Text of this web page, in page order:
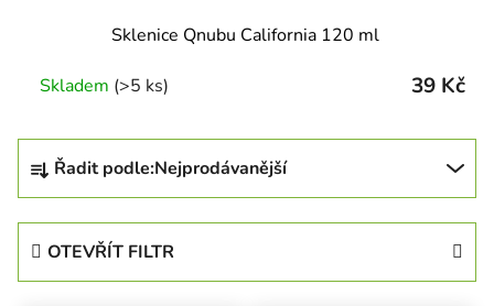
Sklenice Qnubu California 120 ml
Skladem (>5 ks) 39 Kč
Řazení produktů
Řadit podle:Nejprodávanější
OTEVŘÍT FILTR